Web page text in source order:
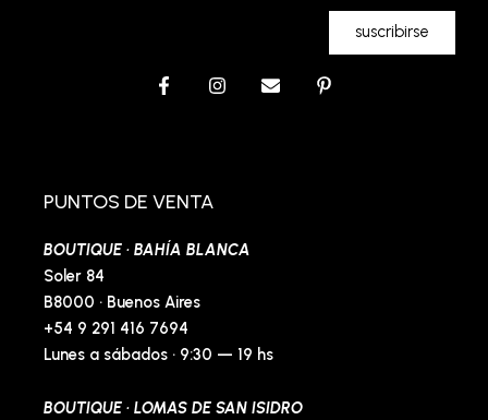
suscribirse
F
a
o
k
f
I
E
P
PUNTOS DE VENTA
BOUTIQUE · BAHÍA BLANCA
Soler 84
B8000 · Buenos Aires
+54 9 291 416 7694
Lunes a sábados · 9:30 — 19 hs
BOUTIQUE · LOMAS DE SAN ISIDRO